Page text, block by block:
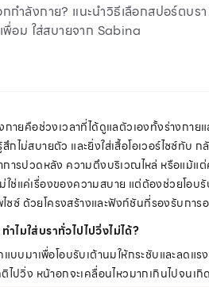
กำลังกาย? แนะนำวิธีเลือกสปอร์ตบ
พื่อม ใส่สบายจาก Sabina
ยคือช่วงเวลาที่ได้ดูแลตัวเองทั้งร่างกาย
กไม่สบายตัว และยิ่งใส่เสื้อโอเวอร์ไซซ์ทั
ารปวดหลัง ความตึงบริเวณไหล่ หรือแม้แ
ช่แค่เรื่องของความสบาย แต่ต้องช่วยโอบ
ซ์ ด้วยโครงสร้างและฟังก์ชันที่รองรับการ
ไมใส่บราทั่วไปไปวิ่งไม่ได้?
บมาเพื่อโอบรับเต้านมให้กระชับและลดแ
ไปวิ่ง หน้าอกจะเคลื่อนไหวมากเกินไปจนเ